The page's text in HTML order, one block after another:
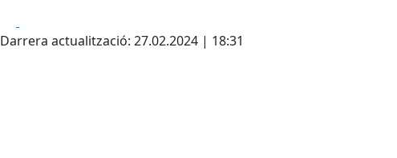
Darrera actualització: 27.02.2024 | 18:31